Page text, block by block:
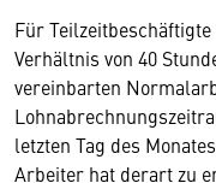
Für
Verhältnis von 40
vereinbarten
letzten Tag des
Arbeiter hat derart zu